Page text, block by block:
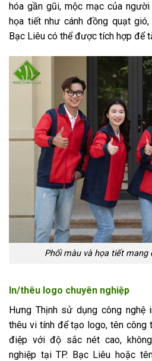
hóa gần gũi, mộc mạc của
họa tiết như cánh đồng quạt
Bạc Liêu có thể được tích hợp để
Phối màu và họa tiết mang
In/thêu logo chuyên nghiệp
Hưng Thịnh sử dụng công nghệ
thêu vi tính để tạo logo, tên công
điệp với độ sắc nét cao,
nghiệp tại TP. Bạc Liêu hoặc